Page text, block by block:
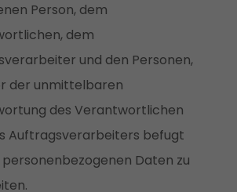
Person, dem
dem
und den Personen,
der unmittelbaren
des Verantwortlichen
Auftragsverarbeiters befugt
personenbezogenen Daten zu